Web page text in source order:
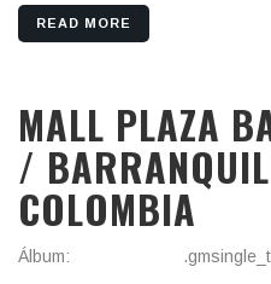
READ MORE
MALL PLAZA
/
COLOMBIA
Álbum: